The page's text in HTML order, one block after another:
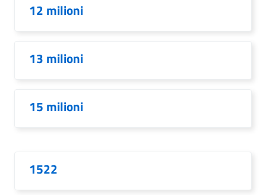
12 milioni
13 milioni
15 milioni
1522